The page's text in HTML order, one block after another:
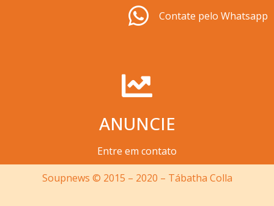
Contate pelo Whatsapp
ANUNCIE
Entre em contato
Soupnews © 2015 – 2020 – Tábatha Colla